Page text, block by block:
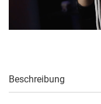
Beschreibung